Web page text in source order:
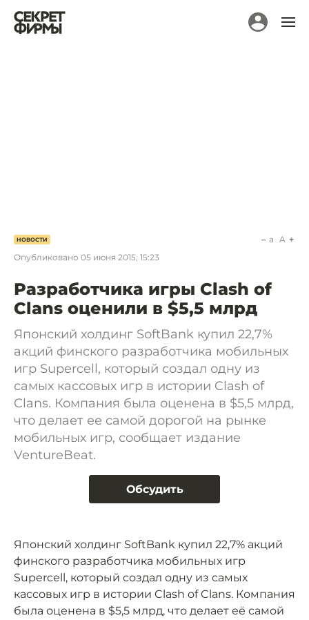
НОВОСТИ
Опубликовано 05 июня 2015, 15:23
a A
Разработчика игры Clash of
Clans оценили в $5,5 млрд
Японский холдинг SoftBank купил 22,7%
акций финского разработчика мобильных
игр Supercell, который создал одну из
самых кассовых игр в истории Clash of
Clans. Компания была оценена в $5,5 млрд,
что делает ее самой дорогой на рынке
мобильных игр, сообщает издание
VentureBeat.
Обсудить
Японский холдинг SoftBank купил 22,7% акций
финского разработчика мобильных игр
Supercell, который создал одну из самых
кассовых игр в истории Clash of Clans. Компания
была оценена в $5,5 млрд, что делает её самой